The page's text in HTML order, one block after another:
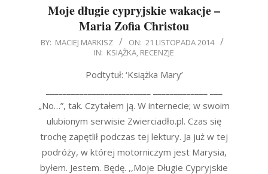
Moje długie cypryjskie wakacje –
Maria Zofia Christou
2014-
BY: MACIEJ MARKISZ ON: 21 LISTOPADA 2014
IN: KSIĄŻKA RECENZJE
Podtytuł: ‘Książka Mary’
„No…”, tak. Czytałem ją. W internecie; w swoim
ulubionym serwisie Zwierciadło.pl. Czas się
trochę zapętlił podczas tej lektury. Ja już w tej
podróży, w której motorniczym jest Marysia,
byłem. Jestem. Będę. ,,Moje Długie Cypryjskie